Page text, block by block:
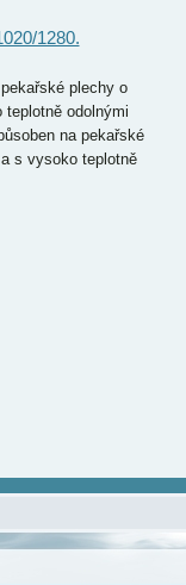
1280.
plechy o
odolnými
na pekařské
s vysoko teplotně